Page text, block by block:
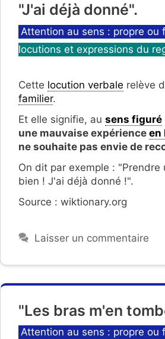
"J'ai déjà donné".
Catégories
Attention au sens : propre ou
locutions et expressions du
Cette locution verbale relève
familier.
Et elle signifie, au sens figuré
une mauvaise expérience en
ne souhaite pas envie de
On dit par exemple : "Prendre
bien ! J'ai déjà donné !".
Source : wiktionary.org
Laisser un commentaire
"Les bras m'en
Catégories
Attention au sens : propre ou